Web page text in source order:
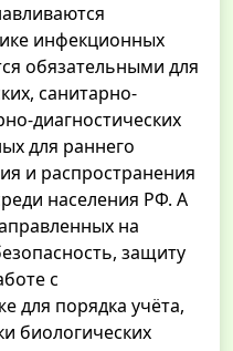
инфекционных
обязательными для
санитарно-
диагностических
для раннего
и распространения
населения РФ. А
на
защиту
с
для порядка учёта,
биологических